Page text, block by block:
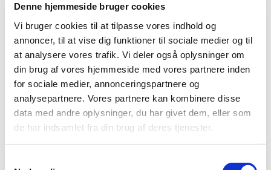
Denne hjemmeside bruger cookies
Vi bruger cookies til at tilpasse vores indhold og
annoncer, til at vise dig funktioner til sociale medier og til
at analysere vores trafik. Vi deler også oplysninger om
din brug af vores hjemmeside med vores partnere inden
for sociale medier, annonceringspartnere og
analysepartnere. Vores partnere kan kombinere disse
data med andre oplysninger, du har givet dem, eller som
de har indsamlet fra din brug af deres tjenester.
Brev til videnskabelige selskaber om
blodtryksbehandling
|7. marts 2006 |
Som et led i arbejdet med revurdering af lægemidlers
tilskudsstatus er Lægemiddelstyrelsen begyndt at se på…
Alle (2506)
TID